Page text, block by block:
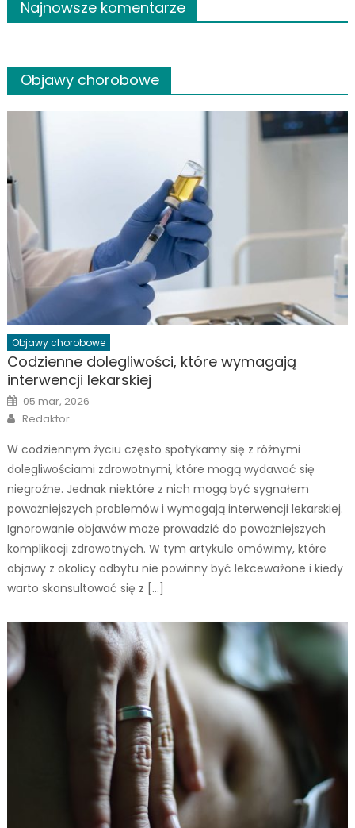
Najnowsze komentarze
Objawy chorobowe
Objawy chorobowe
Codzienne dolegliwości, które wymagają
interwencji lekarskiej
Posted
on
05 mar, 2026
Author
Redaktor
W codziennym życiu często spotykamy się z różnymi
dolegliwościami zdrowotnymi, które mogą wydawać się
niegroźne. Jednak niektóre z nich mogą być sygnałem
poważniejszych problemów i wymagają interwencji lekarskiej.
Ignorowanie objawów może prowadzić do poważniejszych
komplikacji zdrowotnych. W tym artykule omówimy, które
objawy z okolicy odbytu nie powinny być lekceważone i kiedy
warto skonsultować się z […]